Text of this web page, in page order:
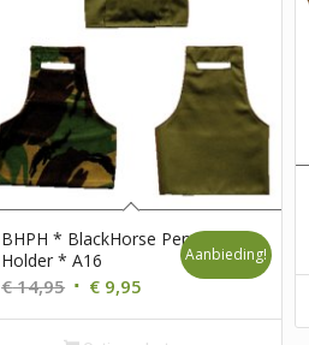
BHPH * BlackHorse Pen
Holder * A16
€14,95 Oorspronkelijke
prijs
€ 9,95 Huidige
prijs
Aanbieding!